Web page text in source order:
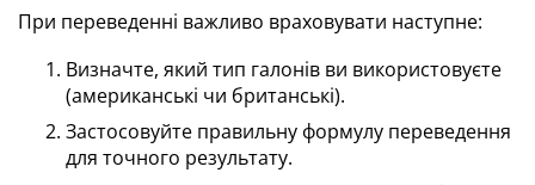
При переведенні важливо враховувати наступне:
Визначте, який тип галонів ви використовуєте
(американські чи британські).
Застосовуйте правильну формулу переведення
для точного результату.